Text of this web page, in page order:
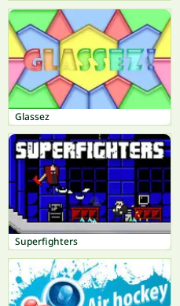
Glassez
Superfighters